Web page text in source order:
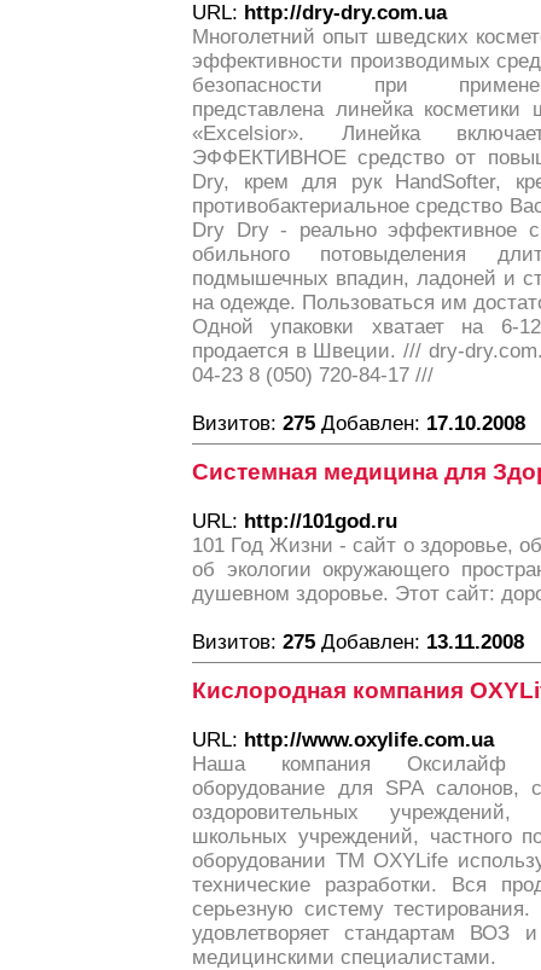
URL: http://dry-dry.com.ua
Многолетний опыт шведских
эффективности производимых
безопасности при
представлена линейка косметики
«Excelsior». Линейка
ЭФФЕКТИВНОЕ средство от
Dry, крем для рук HandSofter,
противобактериальное средство
Dry Dry - реально эффективное
обильного потовыделения
подмышечных впадин, ладоней и
на одежде. Пользоваться им
Одной упаковки хватает на 6-
продается в Швеции. /// dry-
04-23 8 (050) 720-84-17 ///
Визитов: 275 Добавлен: 17.10.2008
Системная медицина для
URL: http://101god.ru
101 Год Жизни - сайт о здоровье,
об экологии окружающего
душевном здоровье. Этот сайт:
Визитов: 275 Добавлен: 13.11.2008
Кислородная компания
URL: http://www.oxylife.com.ua
Наша компания Oксилайф
оборудование для SPA салонов,
оздоровительных
школьных учреждений, частного
оборудовании ТМ OXYLife
технические разработки. Вся
серьезную систему
удовлетворяет стандартам ВОЗ
медицинскими специалистами.